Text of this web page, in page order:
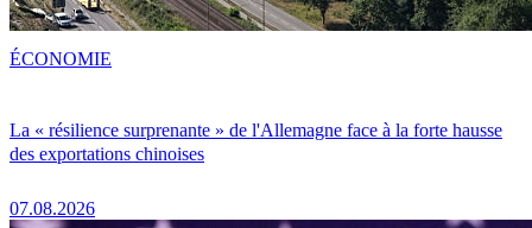
La « résilience surprenante » de l'Allemagne face à la forte hausse
des exportations chinoises
07.08.2026
ÉCONOMIE